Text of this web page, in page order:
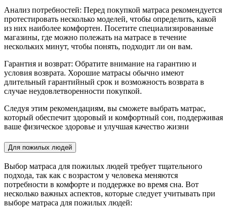
Анализ потребностей: Перед покупкой матраса рекомендуется
протестировать несколько моделей, чтобы определить, какой
из них наиболее комфортен. Посетите специализированные
магазины, где можно полежать на матрасе в течение
нескольких минут, чтобы понять, подходит ли он вам.
Гарантия и возврат: Обратите внимание на гарантию и
условия возврата. Хорошие матрасы обычно имеют
длительный гарантийный срок и возможность возврата в
случае неудовлетворенности покупкой.
Следуя этим рекомендациям, вы сможете выбрать матрас,
который обеспечит здоровый и комфортный сон, поддерживая
ваше физическое здоровье и улучшая качество жизни
Для пожилых людей
Выбор матраса для пожилых людей требует тщательного
подхода, так как с возрастом у человека меняются
потребности в комфорте и поддержке во время сна. Вот
несколько важных аспектов, которые следует учитывать при
выборе матраса для пожилых людей: